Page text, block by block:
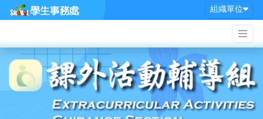
組織單位